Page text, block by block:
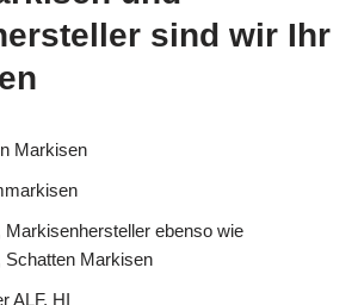
sind wir Ihr
Markisen
Markisenhersteller ebenso wie
Schatten Markisen
ALF, HI